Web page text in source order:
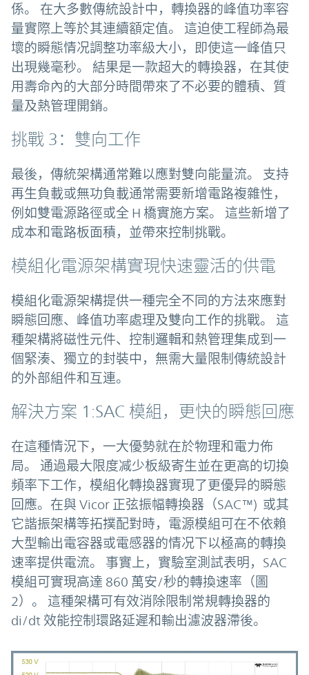
係。 在大多數傳統設計中，轉換器的峰值功率容
量實際上等於其連續額定值。 這迫使工程師為最
壞的瞬態情况調整功率級大小，即使這一峰值只
出現幾毫秒。 結果是一款超大的轉換器，在其使
用壽命內的大部分時間帶來了不必要的體積、質
量及熱管理開銷。
挑戰 3：雙向工作
最後，傳統架構通常難以應對雙向能量流。 支持
再生負載或無功負載通常需要新增電路複雜性，
例如雙電源路徑或全 H 橋實施方案。 這些新增了
成本和電路板面積，並帶來控制挑戰。
模組化電源架構實現快速靈活的供電
模組化電源架構提供一種完全不同的方法來應對
瞬態回應、峰值功率處理及雙向工作的挑戰。 這
種架構將磁性元件、控制邏輯和熱管理集成到一
個緊湊、獨立的封裝中，無需大量限制傳統設計
的外部組件和互連。
解決方案 1:SAC 模組，更快的瞬態回應
在這種情況下，一大優勢就在於物理和電力佈
局。 通過最大限度减少板級寄生並在更高的切換
頻率下工作，模組化轉換器實現了更優异的瞬態
回應。在與 Vicor 正弦振幅轉換器（SAC™) 或其
它諧振架構等拓撲配對時，電源模組可在不依賴
大型輸出電容器或電感器的情况下以極高的轉換
速率提供電流。 事實上，實驗室測試表明，SAC
模組可實現高達 860 萬安/秒的轉換速率（圖
2）。 這種架構可有效消除限制常規轉換器的
di/dt 效能控制環路延遲和輸出濾波器滯後。